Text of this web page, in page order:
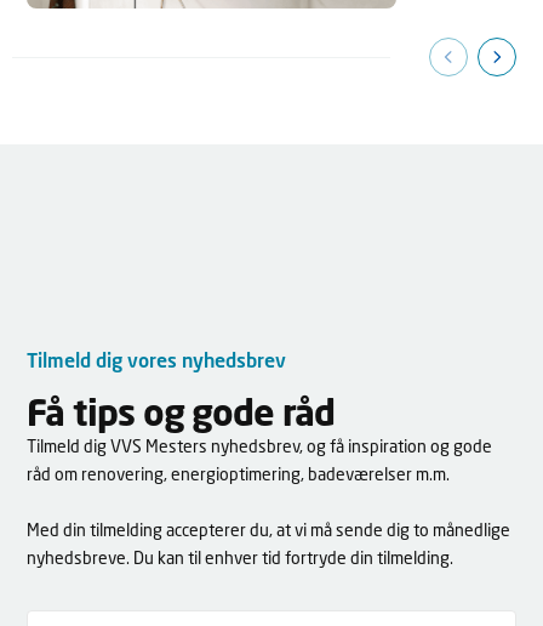
Tilmeld dig vores nyhedsbrev
Få tips og gode råd
Tilmeld dig VVS Mesters nyhedsbrev, og få inspiration og gode
råd om renovering, energioptimering, badeværelser m.m.
Med din tilmelding accepterer du, at vi må sende dig to månedlige
nyhedsbreve. Du kan til enhver tid fortryde din tilmelding.